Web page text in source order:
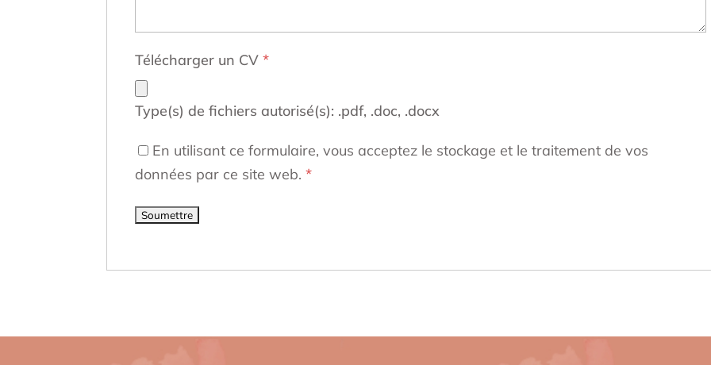
Télécharger un CV*
Type(s) de fichiers autorisé(s): .pdf, .doc, .docx
En utilisant ce formulaire, vous acceptez le stockage et le traitement de vos
données par ce site web.*